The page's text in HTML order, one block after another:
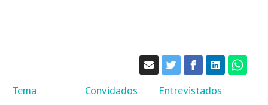
Tema Convidados Entrevistados